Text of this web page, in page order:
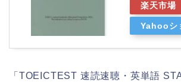
楽天市場
Yahooシ
「TOEICTEST 速読速聴・英単語